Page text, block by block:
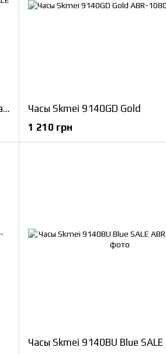
Часы Skmei 1356RD Black-Red + Compass SALE
Часы Skmei 9140GD Gold
1 210 грн
Часы Skmei 9140BU Blue SALE